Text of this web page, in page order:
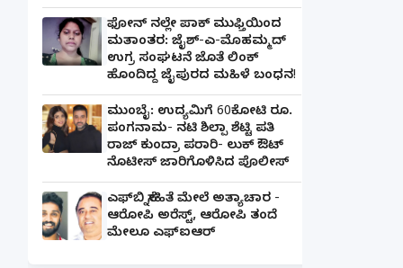
ಫೋನ್ ನಲ್ಲೇ ಪಾಕ್ ಮುಫ್ತಿಯಿಂದ
ಮತಾಂತರ: ಜೈಶ್-ಎ-ಮೊಹಮ್ಮದ್
ಉಗ್ರ ಸಂಘಟನೆ ಜೊತೆ ಲಿಂಕ್
ಹೊಂದಿದ್ದ ಜೈಪುರದ ಮಹಿಳೆ ಬಂಧನ!
ಮುಂಬೈ: ಉದ್ಯಮಿಗೆ 60ಕೋಟಿ ರೂ.
ಪಂಗನಾಮ- ನಟಿ ಶಿಲ್ಪಾ ಶೆಟ್ಟಿ ಪತಿ
ರಾಜ್ ಕುಂದ್ರಾ ಪರಾರಿ- ಲುಕ್ ಔಟ್
ನೊಟೀಸ್ ಜಾರಿಗೊಳಿಸಿದ ಪೊಲೀಸ್
ಎಫ್‌ಬಿ ಸ್ನೇಹಿತೆ ಮೇಲೆ ಅತ್ಯಾಚಾರ -
ಆರೋಪಿ ಅರೆಸ್ಟ್, ಆರೋಪಿ ತಂದೆ
ಮೇಲೂ ಎಫ್ಐಆರ್